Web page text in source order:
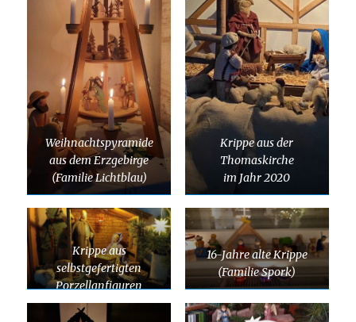
Gemeindeglied in der
Jakobuskirche
Weihnachtspyramide
aus dem Erzgebirge
(Familie Lichtblau)
Krippe aus der
Thomaskirche
im Jahr 2020
Krippe aus
selbstgefertigten
Porzellanfiguren
16-Jahre alte Krippe
(Familie Spork)